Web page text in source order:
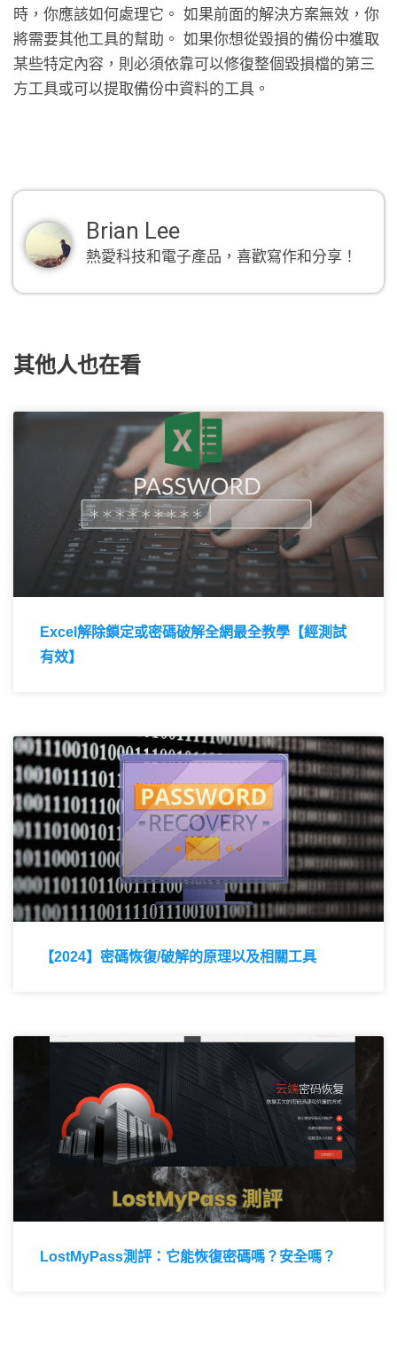
時，你應該如何處理它。 如果前面的解決方案無效，你
將需要其他工具的幫助。 如果你想從毀損的備份中獲取
某些特定內容，則必須依靠可以修復整個毀損檔的第三
方工具或可以提取備份中資料的工具。
Brian Lee
熱愛科技和電子產品，喜歡寫作和分享！
其他人也在看
Excel解除鎖定或密碼破解全網最全教學【經測試
有效】
【2024】密碼恢復/破解的原理以及相關工具
LostMyPass測評：它能恢復密碼嗎？安全嗎？